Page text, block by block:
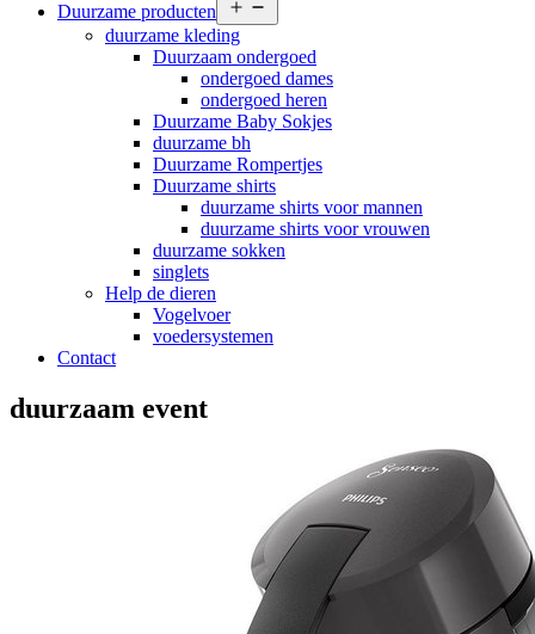
Duurzame producten
menu
duurzame kleding
Duurzaam ondergoed
ondergoed dames
ondergoed heren
Duurzame Baby Sokjes
duurzame bh
Duurzame Rompertjes
Duurzame shirts
duurzame shirts voor mannen
duurzame shirts voor vrouwen
duurzame sokken
singlets
Help de dieren
Vogelvoer
voedersystemen
Contact
duurzaam event